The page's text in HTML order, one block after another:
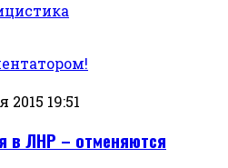
2015 19:51
в ЛНР – отменяются